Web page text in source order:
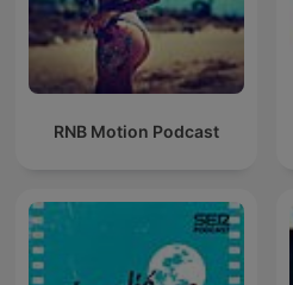
RNB Motion Podcast